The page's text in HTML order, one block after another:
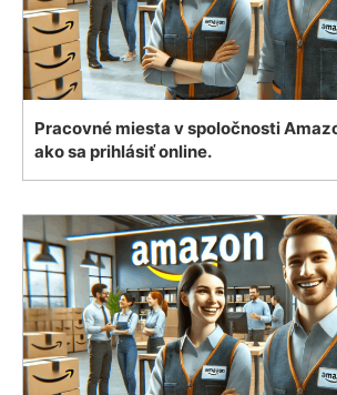
Pracovné miesta v spoločnosti
ako sa prihlásiť online.